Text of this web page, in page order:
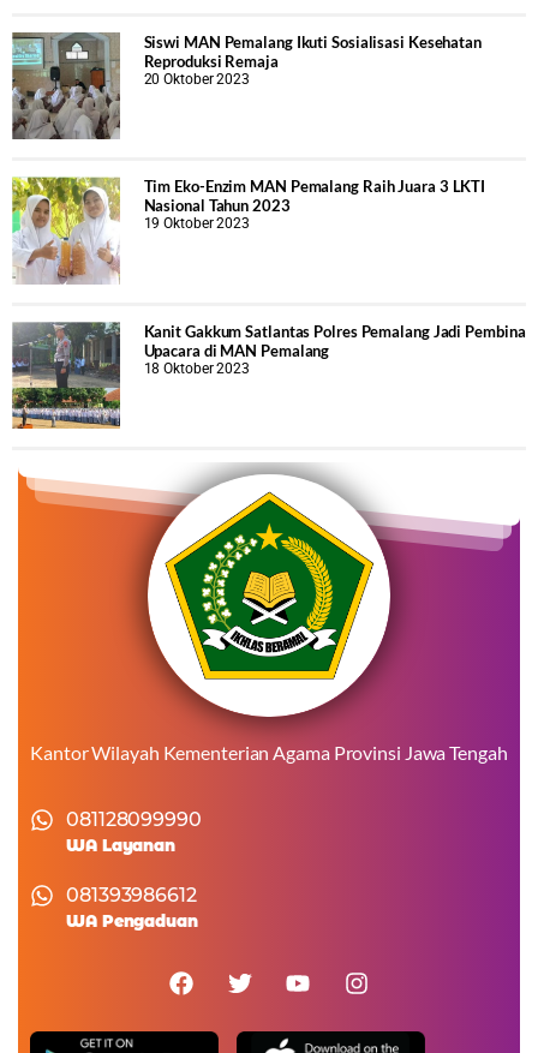
Siswi MAN Pemalang Ikuti Sosialisasi Kesehatan
Reproduksi Remaja
20 Oktober 2023
Tim Eko-Enzim MAN Pemalang Raih Juara 3 LKTI
Nasional Tahun 2023
19 Oktober 2023
Kanit Gakkum Satlantas Polres Pemalang Jadi Pembina
Upacara di MAN Pemalang
18 Oktober 2023
Kantor Wilayah Kementerian Agama Provinsi Jawa Tengah
081128099990
WA Layanan
081393986612
WA Pengaduan